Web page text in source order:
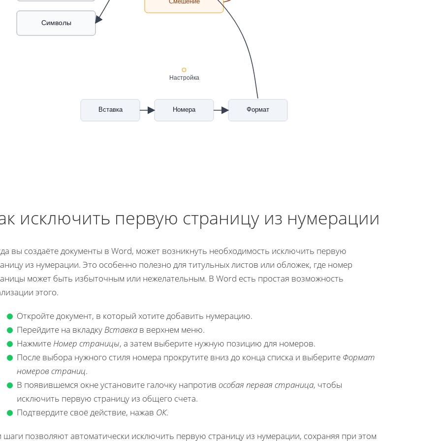
Символы
Смешение
Вставка Номера Формат
Настройка
исключить первую страницу из нумерации
вы создаёте документы в Word, может возникнуть необходимость исключить первую
из нумерации. Это особенно полезно для титульных листов или обложек, где номер
может быть избыточным или нежелательным. В Word есть простая возможность
этого.
Откройте документ, в который хотите добавить нумерацию.
Перейдите на вкладку Вставка в верхнем меню.
Нажмите Номер страницы, а затем выберите нужную позицию для номеров.
После выбора нужного стиля номера прокрутите вниз до конца списка и выберите Формат
номеров страниц.
В появившемся окне установите галочку напротив особая первая страница, чтобы
исключить первую страницу из общего счета.
Подтвердите своё действие, нажав ОК.
шаги позволяют автоматически исключить первую страницу из нумерации, сохраняя при этом